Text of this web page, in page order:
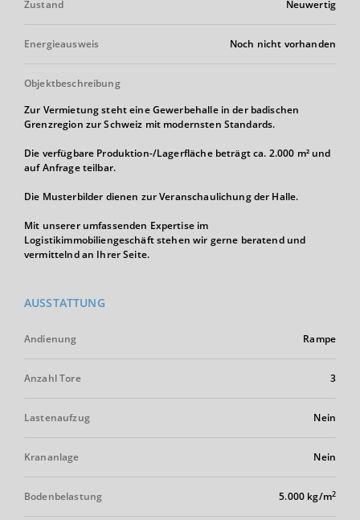
Zustand Neuwertig
Energieausweis Noch nicht vorhanden
Objektbeschreibung
Zur Vermietung steht eine Gewerbehalle in der badischen
Grenzregion zur Schweiz mit modernsten Standards.
Die verfügbare Produktion-/Lagerfläche beträgt ca. 2.000 m² und
auf Anfrage teilbar.
Die Musterbilder dienen zur Veranschaulichung der Halle.
Mit unserer umfassenden Expertise im
Logistikimmobiliengeschäft stehen wir gerne beratend und
vermittelnd an Ihrer Seite.
AUSSTATTUNG
Andienung Rampe
Anzahl Tore 3
Lastenaufzug Nein
Krananlage Nein
Bodenbelastung 5.000 kg/m2